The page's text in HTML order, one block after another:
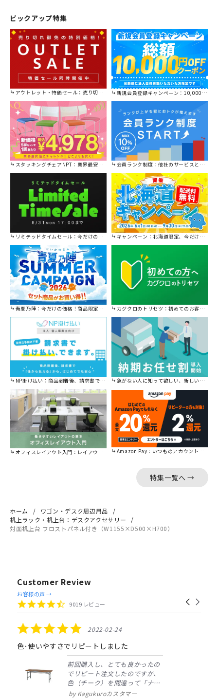
ピックアップ特集
アウトレット・特価セール：売り切れ御免の特別価格！ 新規会員登録キャンペーン：10,000円OFFクーポン進呈中！
スタッキングチェアNPT：業界最安値に挑戦！ 会員ランク制度：他社のサービスと比較してください。
リミテッドタイムセール：今だけの限定セール。 キャンペーン：北海道限定、今だけ送料無料！
青夏乃陣：今だけの価格！商品限定セール開催中です。 カグクロのトリセツ：初めてのお客様はこちら。
NP掛け払い：商品到着後、請求書で後から払えます。 急がない人に知って欲しい、新しい割引を始めました。
オフィスレイアウト入門：レイアウトの基本をご紹介。 Amazon Pay：いつものアカウントで簡単に決済可能。
特集一覧へ →
ホーム
ワゴン・デスク周辺用品
机上ラック・机上台：デスクアクセサリー
対面机上台 フロストパネル付き（W1155×D500×H700）
Customer Review
Reviews
carousel
Carousel
arrows
4.4
star
9019 レビュー
お客様の声 →
5.0
star
rating
2022-02-24
色･使いやすさでリピートしました
前回購入し、とても良かったの
でリピート注文したのですが、
色（チーク）を間違って「ナチ
ュラル」としてしまいました。
Kagukuroカスタマー